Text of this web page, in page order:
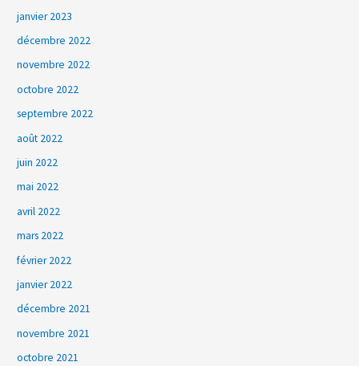
janvier 2023
décembre 2022
novembre 2022
octobre 2022
septembre 2022
août 2022
juin 2022
mai 2022
avril 2022
mars 2022
février 2022
janvier 2022
décembre 2021
novembre 2021
octobre 2021